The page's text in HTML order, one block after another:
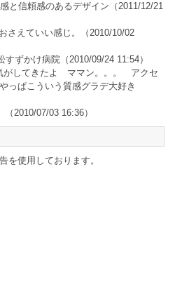
と信頼感のあるデザイン （2011/12/21
さえていい感じ。
（2010/10/02
ずかけ病院 （2010/09/24 11:54）
がしてきたよ ママン。。。 アクセ
ぱこういう質感グラデ大好き
（2010/07/03 16:36）
を使用しております。